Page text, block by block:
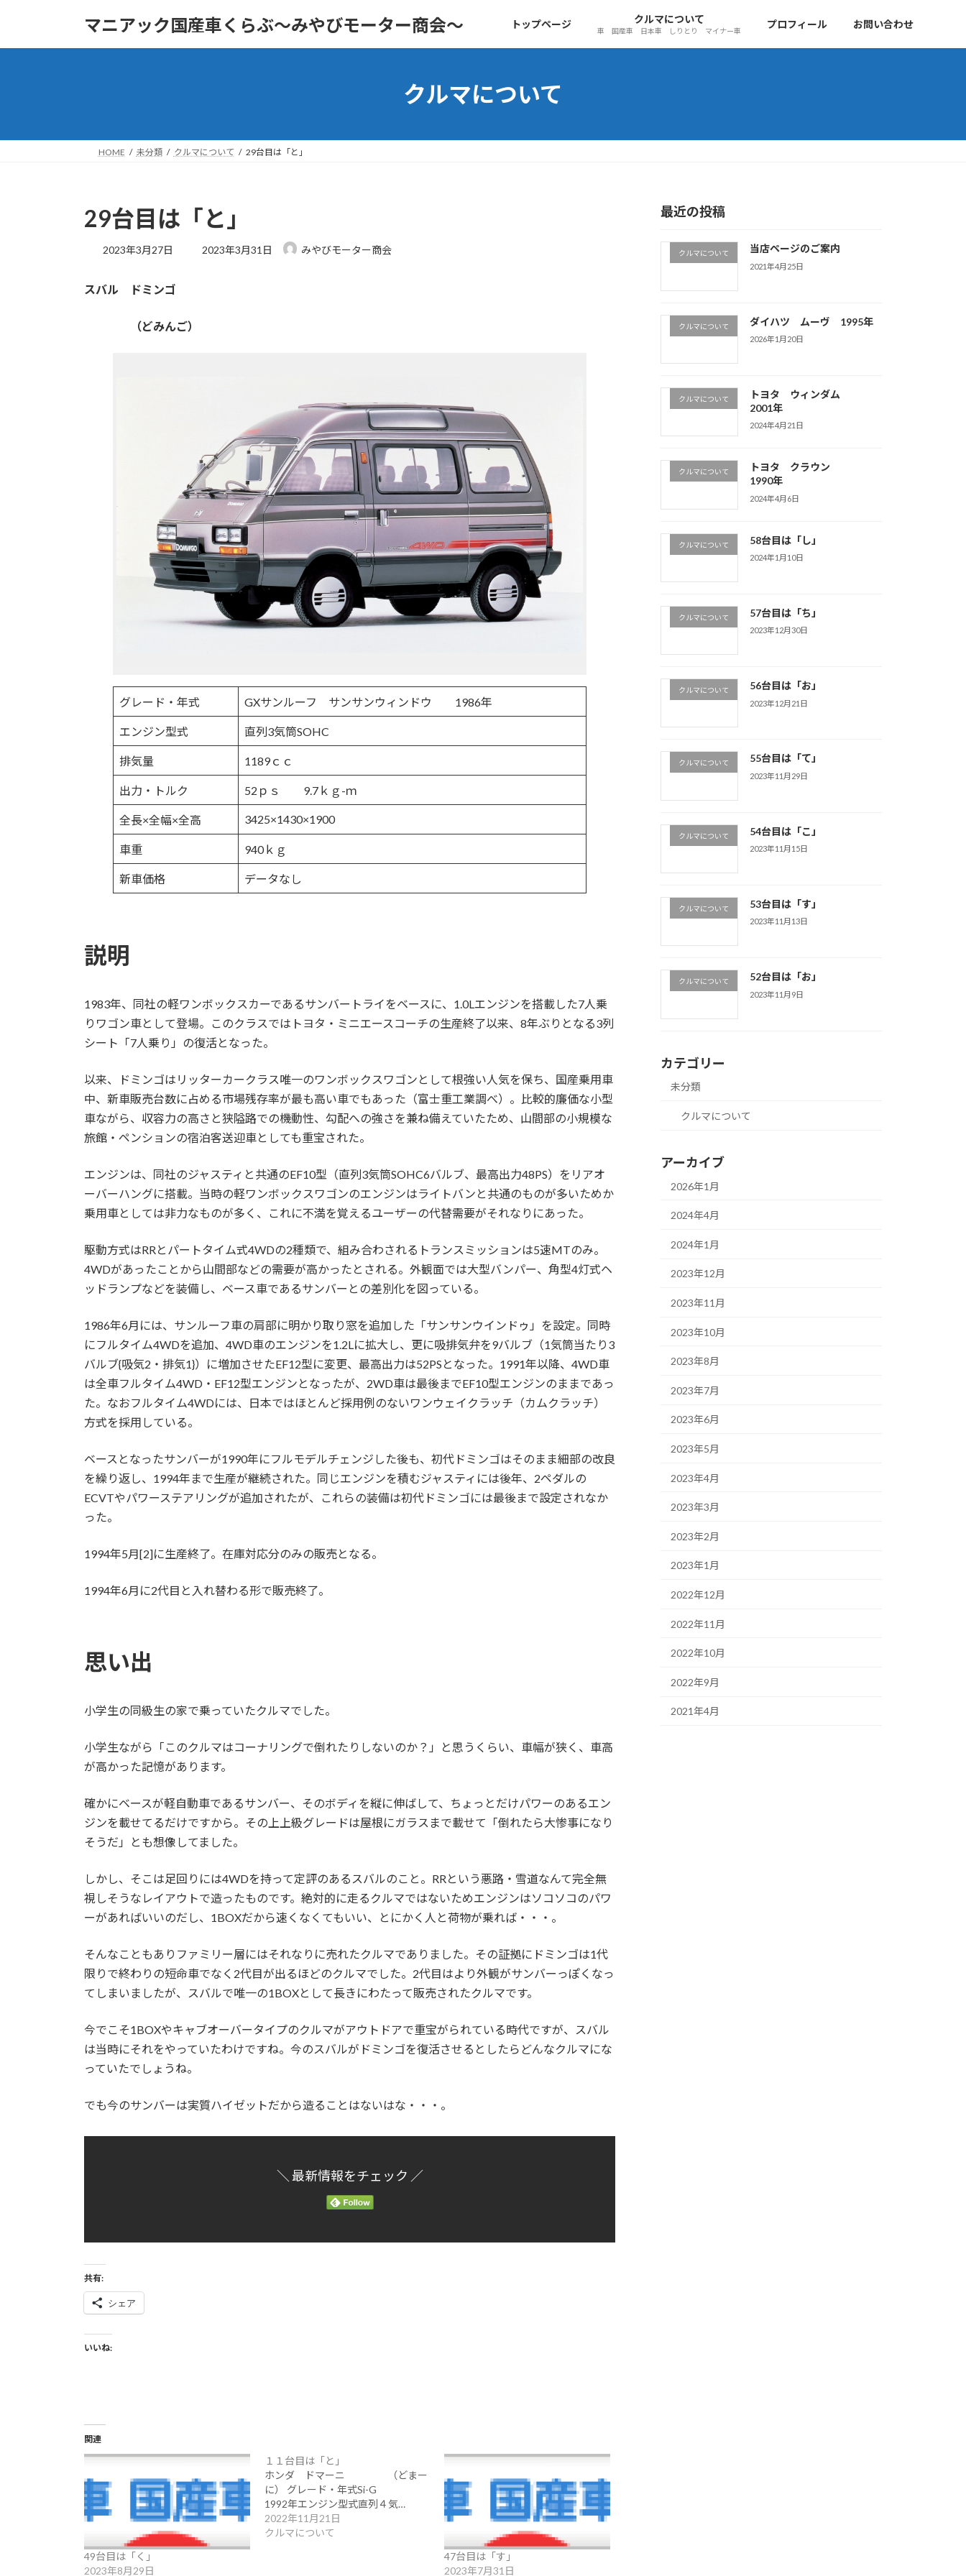
マニアック国産車くらぶ～みやびモーター商会～ トップページ クルマについて
車 国産車 日本車 しりとり マイナー車
プロフィール お問い合わせ
クルマについて
HOME 未分類 クルマについて 29台目は「と」
29台目は「と」
2023年3月27日
最
2023年3月31日 みやびモーター商会
スバル ドミンゴ
（どみんご）
グレード・年式 GXサンルーフ サンサンウィンドウ 1986年
エンジン型式 直列3気筒SOHC
排気量 1189ｃｃ
出力・トルク 52ｐｓ 9.7ｋｇ-ｍ
全長×全幅×全高 3425×1430×1900
車重 940ｋｇ
新車価格 データなし
説明
1983年、同社の軽ワンボックスカーであるサンバートライをベースに、1.0Lエンジンを搭載した7人乗
りワゴン車として登場。このクラスではトヨタ・ミニエースコーチの生産終了以来、8年ぶりとなる3列
シート「7人乗り」の復活となった。
以来、ドミンゴはリッターカークラス唯一のワンボックスワゴンとして根強い人気を保ち、国産乗用車
中、新車販売台数に占める市場残存率が最も高い車でもあった（富士重工業調べ）。比較的廉価な小型
車ながら、収容力の高さと狭隘路での機動性、勾配への強さを兼ね備えていたため、山間部の小規模な
旅館・ペンションの宿泊客送迎車としても重宝された。
エンジンは、同社のジャスティと共通のEF10型（直列3気筒SOHC6バルブ、最高出力48PS）をリアオ
ーバーハングに搭載。当時の軽ワンボックスワゴンのエンジンはライトバンと共通のものが多いためか
乗用車としては非力なものが多く、これに不満を覚えるユーザーの代替需要がそれなりにあった。
駆動方式はRRとパートタイム式4WDの2種類で、組み合わされるトランスミッションは5速MTのみ。
4WDがあったことから山間部などの需要が高かったとされる。外観面では大型バンパー、角型4灯式ヘ
ッドランプなどを装備し、ベース車であるサンバーとの差別化を図っている。
1986年6月には、サンルーフ車の肩部に明かり取り窓を追加した「サンサンウインドゥ」を設定。同時
にフルタイム4WDを追加、4WD車のエンジンを1.2Lに拡大し、更に吸排気弁を9バルブ（1気筒当たり3
バルブ{吸気2・排気1}）に増加させたEF12型に変更、最高出力は52PSとなった。1991年以降、4WD車
は全車フルタイム4WD・EF12型エンジンとなったが、2WD車は最後までEF10型エンジンのままであっ
た。なおフルタイム4WDには、日本ではほとんど採用例のないワンウェイクラッチ（カムクラッチ）
方式を採用している。
ベースとなったサンバーが1990年にフルモデルチェンジした後も、初代ドミンゴはそのまま細部の改良
を繰り返し、1994年まで生産が継続された。同じエンジンを積むジャスティには後年、2ペダルの
ECVTやパワーステアリングが追加されたが、これらの装備は初代ドミンゴには最後まで設定されなか
った。
1994年5月[2]に生産終了。在庫対応分のみの販売となる。
1994年6月に2代目と入れ替わる形で販売終了。
思い出
小学生の同級生の家で乗っていたクルマでした。
小学生ながら「このクルマはコーナリングで倒れたりしないのか？」と思うくらい、車幅が狭く、車高
が高かった記憶があります。
確かにベースが軽自動車であるサンバー、そのボディを縦に伸ばして、ちょっとだけパワーのあるエン
ジンを載せてるだけですから。その上上級グレードは屋根にガラスまで載せて「倒れたら大惨事になり
そうだ」とも想像してました。
しかし、そこは足回りには4WDを持って定評のあるスバルのこと。RRという悪路・雪道なんて完全無
視しそうなレイアウトで造ったものです。絶対的に走るクルマではないためエンジンはソコソコのパワ
ーがあればいいのだし、1BOXだから速くなくてもいい、とにかく人と荷物が乗れば・・・。
そんなこともありファミリー層にはそれなりに売れたクルマでありました。その証拠にドミンゴは1代
限りで終わりの短命車でなく2代目が出るほどのクルマでした。2代目はより外観がサンバーっぽくなっ
てしまいましたが、スバルで唯一の1BOXとして長きにわたって販売されたクルマです。
今でこそ1BOXやキャブオーバータイプのクルマがアウトドアで重宝がられている時代ですが、スバル
は当時にそれをやっていたわけですね。今のスバルがドミンゴを復活させるとしたらどんなクルマにな
っていたでしょうね。
でも今のサンバーは実質ハイゼットだから造ることはないはな・・・。
＼ 最新情報をチェック ／
共有:
シェア
いいね:
関連
49台目は「く」
2023年8月29日
１１台目は「と」
ホンダ ドマーニ （どまー
に） グレード・年式Si-G
1992年エンジン型式直列４気…
2022年11月21日
クルマについて
47台目は「す」
2023年7月31日
最近の投稿
クルマについて 当店ページのご案内
2021年4月25日
クルマについて ダイハツ ムーヴ 1995年
2026年1月20日
クルマについて
トヨタ ウィンダム
2001年
2024年4月21日
クルマについて
トヨタ クラウン
1990年
2024年4月6日
クルマについて 58台目は「し」
2024年1月10日
クルマについて 57台目は「ち」
2023年12月30日
クルマについて 56台目は「お」
2023年12月21日
クルマについて 55台目は「て」
2023年11月29日
クルマについて 54台目は「こ」
2023年11月15日
クルマについて 53台目は「す」
2023年11月13日
クルマについて 52台目は「お」
2023年11月9日
カテゴリー
未分類
クルマについて
アーカイブ
2026年1月
2024年4月
2024年1月
2023年12月
2023年11月
2023年10月
2023年8月
2023年7月
2023年6月
2023年5月
2023年4月
2023年3月
2023年2月
2023年1月
2022年12月
2022年11月
2022年10月
2022年9月
2021年4月